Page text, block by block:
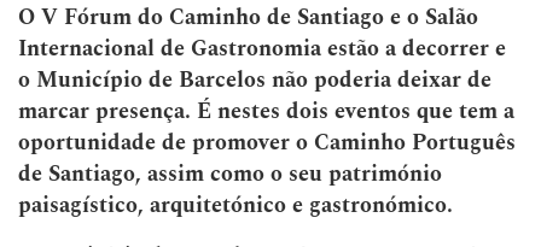
O V Fórum do Caminho de Santiago e o Salão
Internacional de Gastronomia estão a decorrer e
o Município de Barcelos não poderia deixar de
marcar presença. É nestes dois eventos que tem a
oportunidade de promover o Caminho Português
de Santiago, assim como o seu património
paisagístico, arquitetónico e gastronómico.